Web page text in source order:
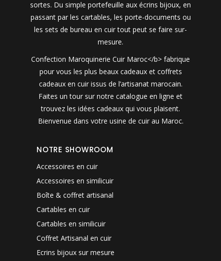
sortes. Du simple portefeuille aux écrins bijoux, en
passant par les cartables, les porte-documents ou
les sets de bureau en cuir tout peut se faire sur-
mesure.
Confection Maroquinerie Cuir Maroc</b> fabrique
pour vous les plus beaux cadeaux et coffrets
cadeaux en cuir issus de l’artisanat marocain.
Faites un tour sur notre catalogue en ligne et
trouvez les idées cadeaux qui vous plaisent.
Bienvenue dans votre usine de cuir au Maroc.
NOTRE SHOWROOM
Accessoires en cuir
Accessoires en similicuir
Boîte & coffret artisanal
Cartables en cuir
Cartables en similicuir
Coffret Artisanal en cuir
Ecrins bijoux sur mesure